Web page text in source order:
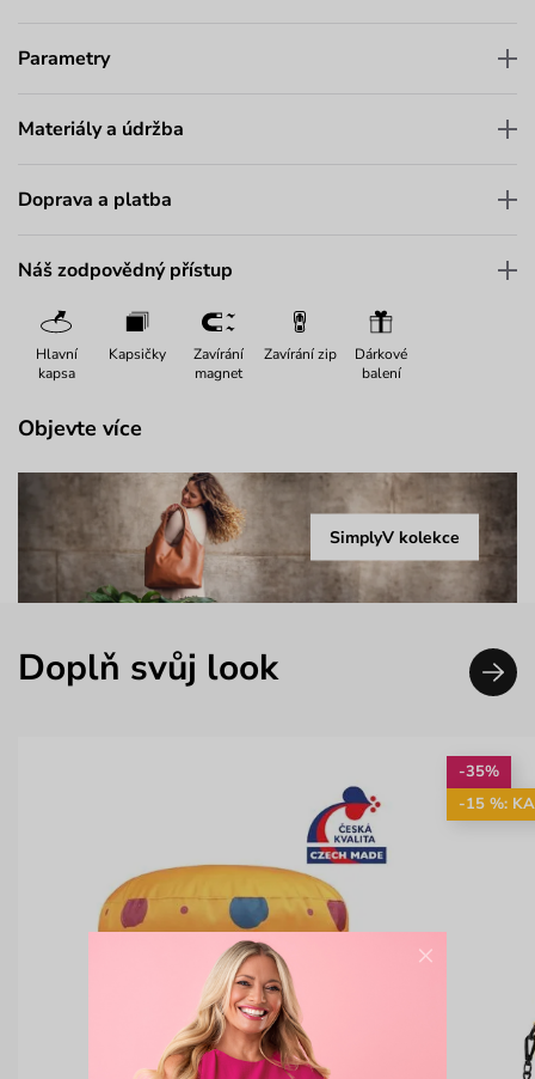
Parametry
Materiály a údržba
Doprava a platba
Náš zodpovědný přístup
Hlavní
kapsa
Kapsičky
Zavírání
magnet
Zavírání zip
Dárkové
balení
Objevte více
SimplyV kolekce
Doplň svůj look
-35%
-15 %:
×